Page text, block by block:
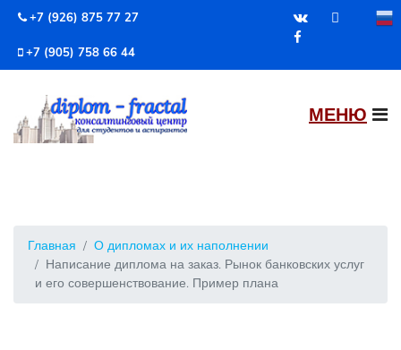
+7 (926) 875 77 27
+7 (905) 758 66 44
Главная
О дипломах и их наполнении
Написание диплома на заказ. Рынок банковских услуг
и его совершенствование. Пример плана